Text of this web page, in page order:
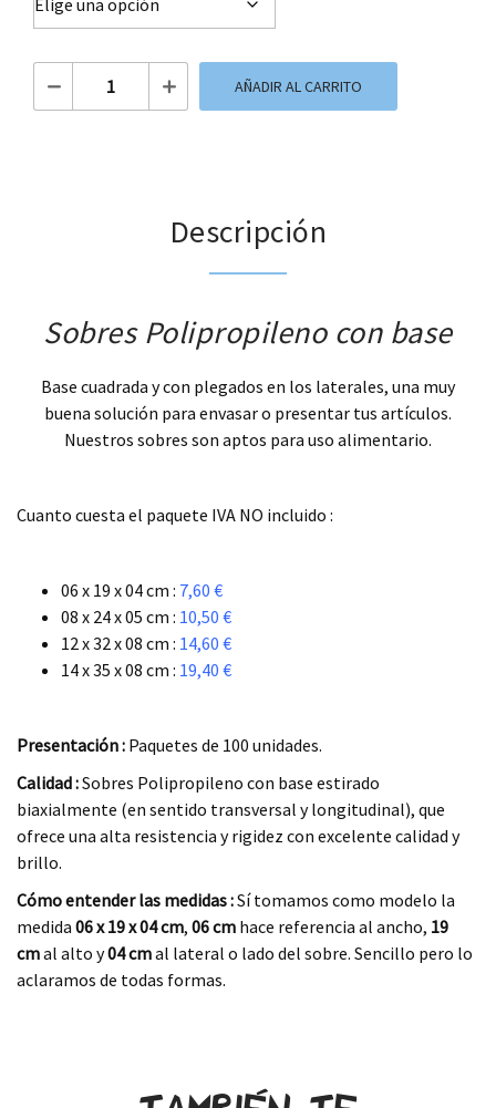
Sobres Polipropileno con base cantidad
AÑADIR AL CARRITO
Descripción
Sobres Polipropileno con base
Base cuadrada y con plegados en los laterales, una muy
buena solución para envasar o presentar tus artículos.
Nuestros sobres son aptos para uso alimentario.
Cuanto cuesta el paquete IVA NO incluido :
06 x 19 x 04 cm : 7,60 €
08 x 24 x 05 cm : 10,50 €
12 x 32 x 08 cm : 14,60 €
14 x 35 x 08 cm : 19,40 €
Presentación : Paquetes de 100 unidades.
Calidad :Sobres Polipropileno con base estirado
biaxialmente (en sentido transversal y longitudinal), que
ofrece una alta resistencia y rigidez con excelente calidad y
brillo.
Cómo entender las medidas :Sí tomamos como modelo la
medida 06 x 19 x 04cm, 06 cm hace referencia al ancho, 19
cmal alto y04 cmal lateral o lado del sobre. Sencillo pero lo
aclaramos de todas formas.